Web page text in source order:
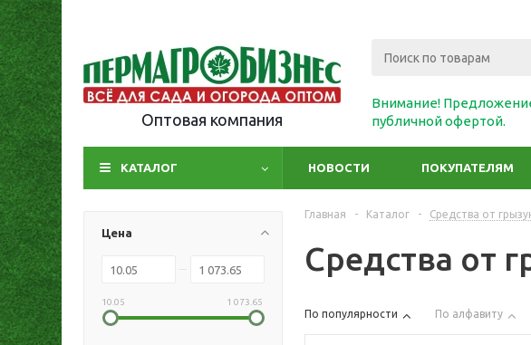
Оптовая компания
Внимание!
публичной офертой.
КАТАЛОГ НОВОСТИ ПОКУПАТЕЛЯМ
Цена
10.05 1 073.65
Главная - Каталог - Средства от
Средства от
По популярности По алфавиту